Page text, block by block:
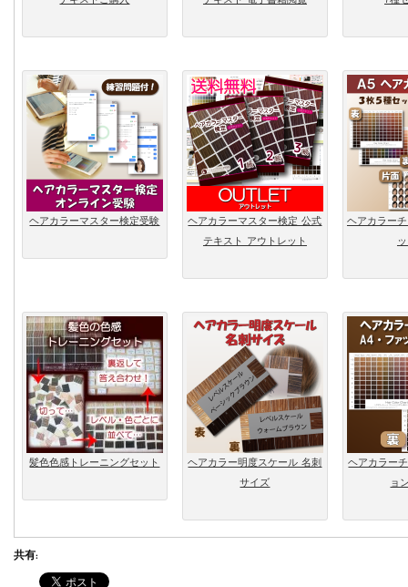
ヘアカラーマスター検定受験
ヘアカラーマスター検定 公式
テキスト アウトレット
ヘアカラー
髪色色感トレーニングセット
ヘアカラー明度スケール 名刺
サイズ
ヘアカラー
ョ
共有: